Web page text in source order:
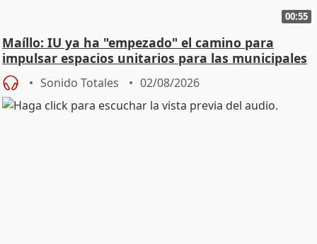
00:55
Maíllo: IU ya ha "empezado" el camino para
impulsar espacios unitarios para las municipales
Sonido Totales 02/08/2026